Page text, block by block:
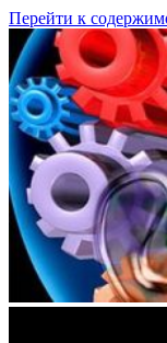
Перейти к